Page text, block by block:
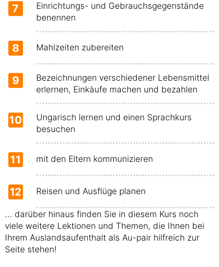
7
Einrichtungs- und Gebrauchsgegenstände
benennen
8 Mahlzeiten zubereiten
9
Bezeichnungen verschiedener Lebensmittel
erlernen, Einkäufe machen und bezahlen
10
Ungarisch lernen und einen Sprachkurs
besuchen
11 mit den Eltern kommunizieren
12 Reisen und Ausflüge planen
... darüber hinaus finden Sie in diesem Kurs noch
viele weitere Lektionen und Themen, die Ihnen bei
Ihrem Auslandsaufenthalt als Au-pair hilfreich zur
Seite stehen!